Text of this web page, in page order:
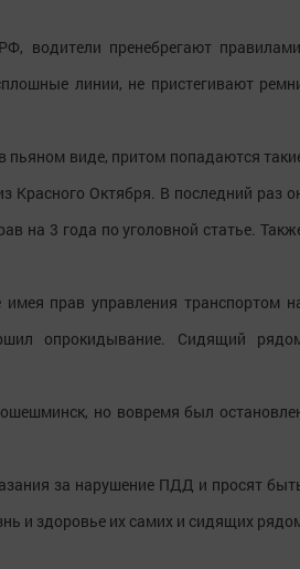
водители пренебрегают
линии, не пристегивают
пьяном виде, притом попадаются
Красного Октября. В последний раз
на 3 года по уголовной статье.
прав управления транспортом
опрокидывание. Сидящий
но вовремя был
за нарушение ПДД и просят
и здоровье их самих и сидящих